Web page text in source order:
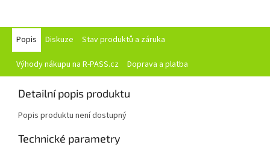
Popis Diskuze Stav produktů a záruka
Výhody nákupu na R-PASS.cz Doprava a platba
Detailní popis produktu
Popis produktu není dostupný
Technické parametry